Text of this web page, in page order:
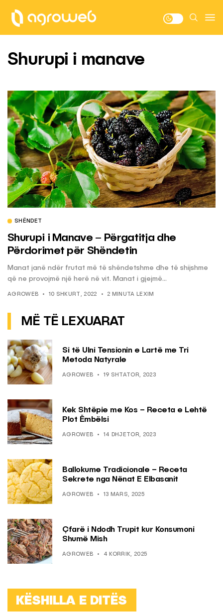
Shurupi i manave
SHËNDET
Shurupi i Manave – Përgatitja dhe
Përdorimet për Shëndetin
Manat janë ndër frutat më të shëndetshme dhe të shijshme
që ne provojmë një herë në vit. Manat i gjejmë...
AGROWEB 10 SHKURT, 2022 2 MINUTA LEXIM
MË TË LEXUARAT
Si të Ulni Tensionin e Lartë me Tri
Metoda Natyrale
AGROWEB 19 SHTATOR, 2023
Kek Shtëpie me Kos – Receta e Lehtë
Plot Ëmbëlsi
AGROWEB 14 DHJETOR, 2023
Ballokume Tradicionale – Receta
Sekrete nga Nënat E Elbasanit
AGROWEB 13 MARS, 2025
Çfarë i Ndodh Trupit kur Konsumoni
Shumë Mish
AGROWEB 4 KORRIK, 2025
KËSHILLA E DITËS